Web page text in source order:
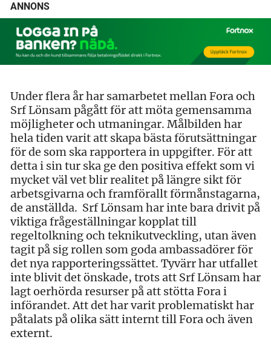
ANNONS
Under flera år har samarbetet mellan Fora och
Srf Lönsam pågått för att möta gemensamma
möjligheter och utmaningar. Målbilden har
hela tiden varit att skapa bästa förutsättningar
för de som ska rapportera in uppgifter. För att
detta i sin tur ska ge den positiva effekt som vi
mycket väl vet blir realitet på längre sikt för
arbetsgivarna och framförallt förmånstagarna,
de anställda. Srf Lönsam har inte bara drivit på
viktiga frågeställningar kopplat till
regeltolkning och teknikutveckling, utan även
tagit på sig rollen som goda ambassadörer för
det nya rapporteringssättet. Tyvärr har utfallet
inte blivit det önskade, trots att Srf Lönsam har
lagt oerhörda resurser på att stötta Fora i
införandet. Att det har varit problematiskt har
påtalats på olika sätt internt till Fora och även
externt.